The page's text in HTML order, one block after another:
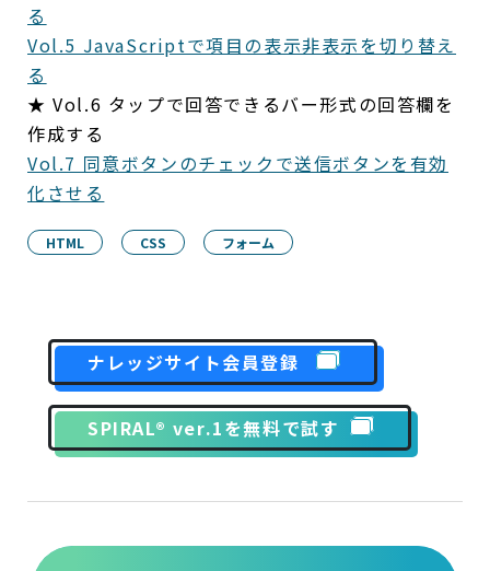
る
Vol.5 JavaScriptで項目の表示非表示を切り替え
る
★ Vol.6 タップで回答できるバー形式の回答欄を
作成する
Vol.7 同意ボタンのチェックで送信ボタンを有効
化させる
HTML CSS フォーム
ナレッジサイト会員登録
SPIRAL® ver.1を無料で試す